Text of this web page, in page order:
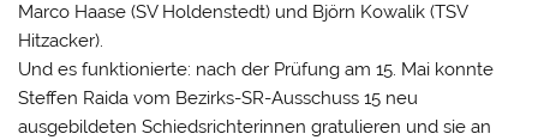
Marco Haase (SV Holdenstedt) und Björn Kowalik (TSV
Hitzacker).
Und es funktionierte: nach der Prüfung am 15. Mai konnte
Steffen Raida vom Bezirks-SR-Ausschuss 15 neu
ausgebildeten Schiedsrichterinnen gratulieren und sie an